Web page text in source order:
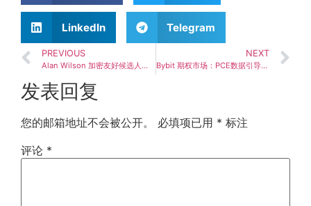
LinkedIn Telegram
PREVIOUS
Alan Wilson 加密友好候选人夺得南卡罗来纳州共和党州长初选冠军
NEXT
Bybit 期权市场：PCE数据引导BTC稳定，6.5万美元关键
发表回复
您的邮箱地址不会被公开。 必填项已用 * 标注
评论 *